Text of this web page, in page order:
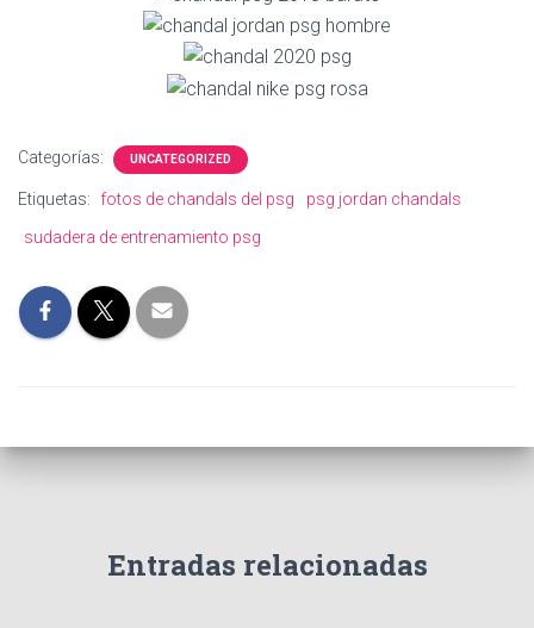
Categorías: UNCATEGORIZED
Etiquetas: fotos de chandals del psg
psg jordan chandals
sudadera de entrenamiento psg
Entradas relacionadas